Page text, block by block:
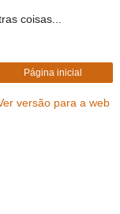
coisas...
Página inicial
versão para a web